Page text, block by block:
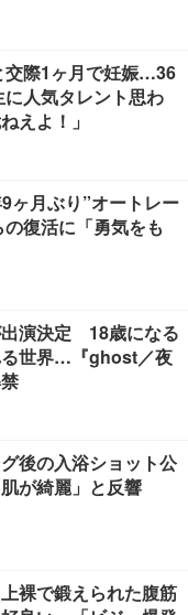
交際1ヶ月で妊娠…36
人気タレント思わ
えよ！」
ヶ月ぶり”オートレー
復活に「勇気をも
演決定 18歳になる
る世界…『ghost／夜
後の入浴ショット公
が綺麗」と反響
裸で鍛えられた腹筋